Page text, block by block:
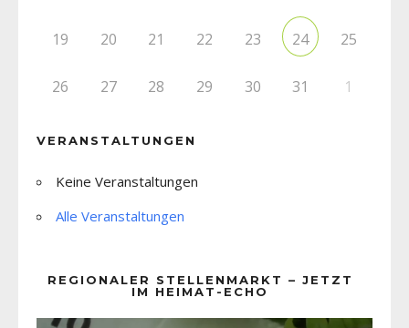
19 20 21 22 23 24 25
26 27 28 29 30 31 1
VERANSTALTUNGEN
Keine Veranstaltungen
Alle Veranstaltungen
REGIONALER STELLENMARKT – JETZT
IM HEIMAT-ECHO